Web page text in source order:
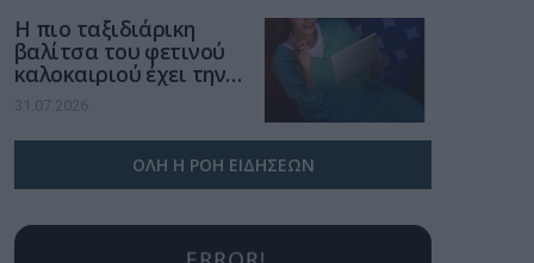
Η πιο ταξιδιάρικη
βαλίτσα του φετινού
καλοκαιριού έχει την
υπογραφή της Xiaomi
31.07.2026
ΟΛΗ Η ΡΟΗ ΕΙΔΗΣΕΩΝ